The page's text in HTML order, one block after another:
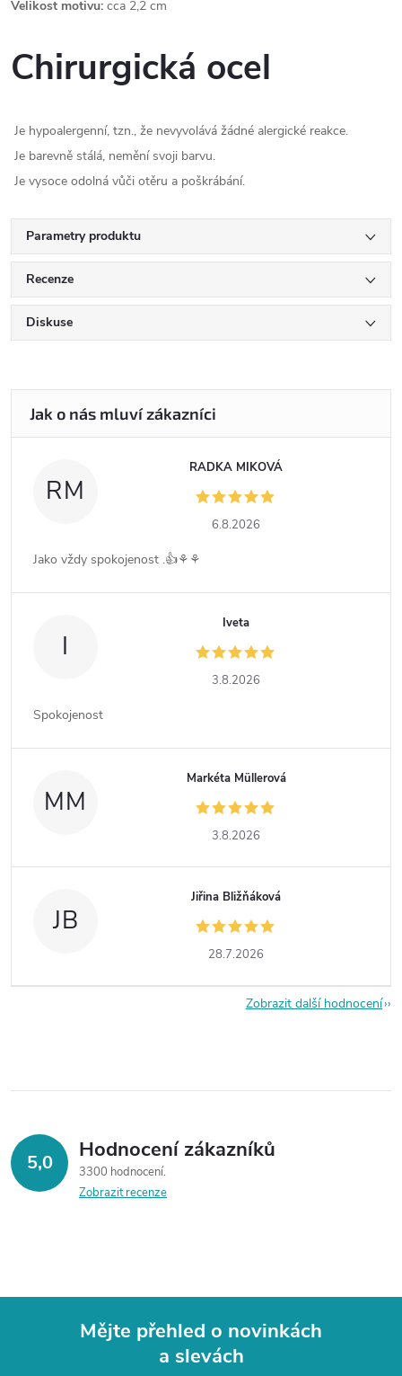
Velikost motivu: cca 2,2 cm
Chirurgická ocel
Je hypoalergenní, tzn., že nevyvolává žádné alergické reakce.
Je barevně stálá, nemění svoji barvu.
Je vysoce odolná vůči otěru a poškrábání.
Parametry produktu
Recenze
Diskuse
RM
RADKA MIKOVÁ
6.8.2026
Jako vždy spokojenost .👍⚘️⚘️
I
Iveta
3.8.2026
Spokojenost
MM
Markéta Müllerová
3.8.2026
JB
Jiřina Bližňáková
28.7.2026
Zobrazit další hodnocení
5,0 Hodnocení zákazníků
3300 hodnocení
Zobrazit recenze
Mějte přehled o novinkách
a slevách